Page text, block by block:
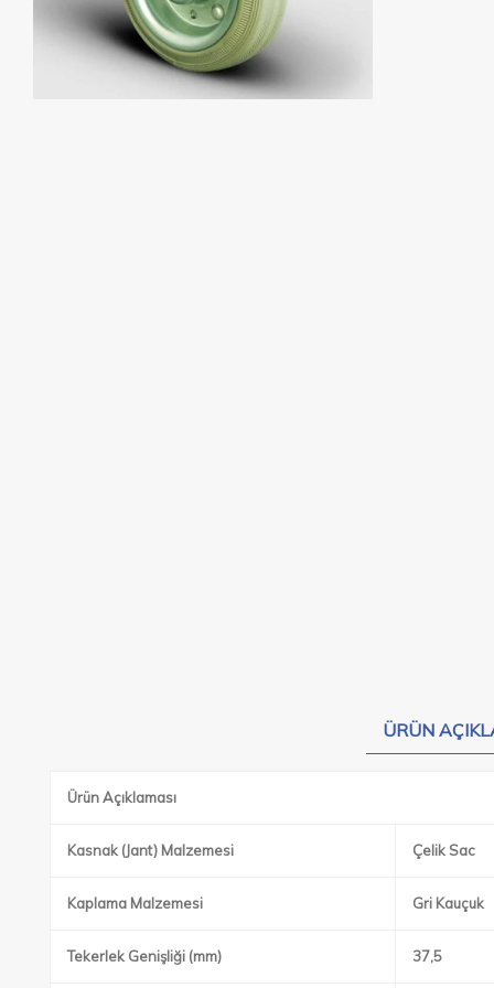
ÜRÜN
Ürün Açıklaması
Kasnak (Jant) Malzemesi Çelik Sac
Kaplama Malzemesi Gri Kauçuk
Tekerlek Genişliği (mm) 37,5